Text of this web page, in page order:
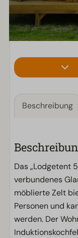
Beschreibung
Das „Lodgetent
verbundenes
möblierte Zelt
Personen und
werden. Der